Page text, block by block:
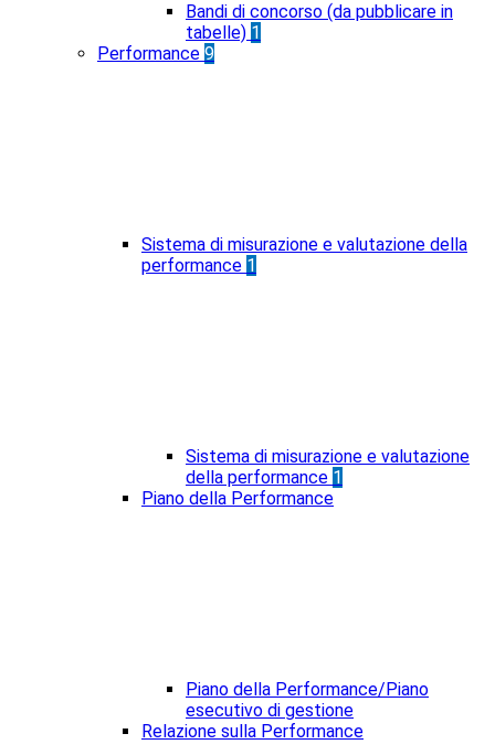
Bandi di concorso (da pubblicare in
tabelle) 1
Performance 9
Sistema di misurazione e valutazione della
performance 1
Sistema di misurazione e valutazione
della performance 1
Piano della Performance
Piano della Performance/Piano
esecutivo di gestione
Relazione sulla Performance